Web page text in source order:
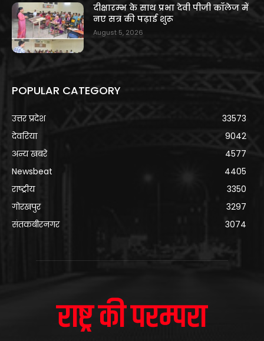
दीक्षारम्भ के साथ प्रभा देवी पीजी कॉलेज में
नए सत्र की पढ़ाई शुरू
August 5, 2026
POPULAR CATEGORY
उत्तर प्रदेश
33573
देवरिया
9042
अन्य खबरे
4577
Newsbeat
4405
राष्ट्रीय
3350
गोरखपुर
3297
संतकबीरनगर
3074